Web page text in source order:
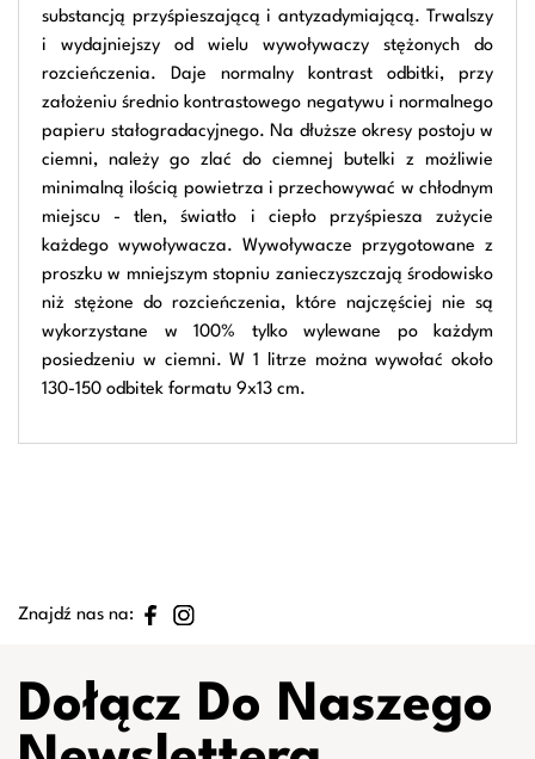
substancją przyśpieszającą i antyzadymiającą. Trwalszy
i wydajniejszy od wielu wywoływaczy stężonych do
rozcieńczenia. Daje normalny kontrast odbitki, przy
założeniu średnio kontrastowego negatywu i normalnego
papieru stałogradacyjnego. Na dłuższe okresy postoju w
ciemni, należy go zlać do ciemnej butelki z możliwie
minimalną ilością powietrza i przechowywać w chłodnym
miejscu - tlen, światło i ciepło przyśpiesza zużycie
każdego wywoływacza. Wywoływacze przygotowane z
proszku w mniejszym stopniu zanieczyszczają środowisko
niż stężone do rozcieńczenia, które najczęściej nie są
wykorzystane w 100% tylko wylewane po każdym
posiedzeniu w ciemni. W 1 litrze można wywołać około
130-150 odbitek formatu 9x13 cm.
Znajdź nas na:
Dołącz Do Naszego